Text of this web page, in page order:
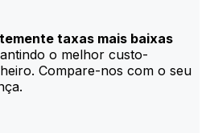
taxas mais baixas
o melhor custo-
Compare-nos com o seu